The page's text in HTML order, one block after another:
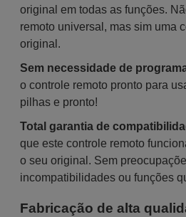
original em todas as funções.
remoto universal, mas sim uma
original.
Sem necessidade de
o controle remoto pronto para
pilhas e pronto!
Total garantia de
que este controle remoto
o seu original. Sem
incompatibilidades ou funções
Fabricação de alta